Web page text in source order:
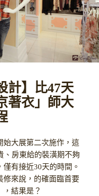
計】比47天
著衣」師大
始大展第二次施作，這
、房東給的裝潢期不夠
有接近30天的時間。
修來說，的確面臨首要
，結果是？